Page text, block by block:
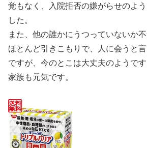
覚もなく、入院拒否の嫌がらせのよ
した。
また、他の誰かにうつっていないか
ほとんど引きこもりで、人に会うと
ですが、今のとこは大丈夫のようです
家族も元気です。